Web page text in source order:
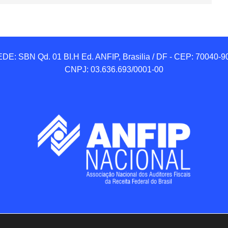
SBN Qd. 01 BI.H Ed. ANFIP, Brasilia / DF - CEP: 70040-
CNPJ: 03.636.693/0001-00